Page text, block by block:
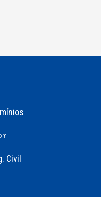
Civil